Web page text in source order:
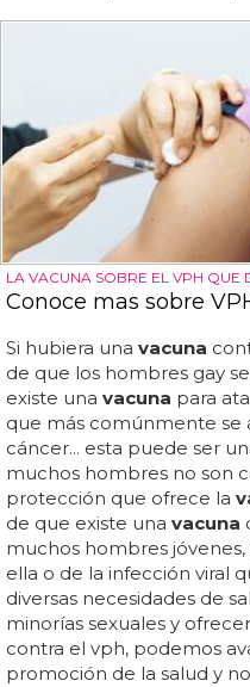
LA VACUNA SOBRE EL VPH QUE
Conoce mas sobre
Si hubiera una vacuna
de que los hombres gay
existe una vacuna para
que más comúnmente se
cáncer... esta puede ser
muchos hombres no son
protección que ofrece la
de que existe una vacuna
muchos hombres
ella o de la infección viral
diversas necesidades de
minorías sexuales y
contra el vph, podemos
promoción de la salud y no